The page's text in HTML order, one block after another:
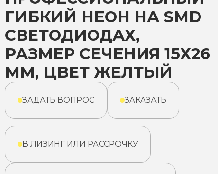
ГИБКИЙ НЕОН НА SMD
СВЕТОДИОДАХ,
РАЗМЕР СЕЧЕНИЯ 15Х26
ММ, ЦВЕТ ЖЕЛТЫЙ
ЗАДАТЬ ВОПРОС ЗАКАЗАТЬ
В ЛИЗИНГ ИЛИ РАССРОЧКУ